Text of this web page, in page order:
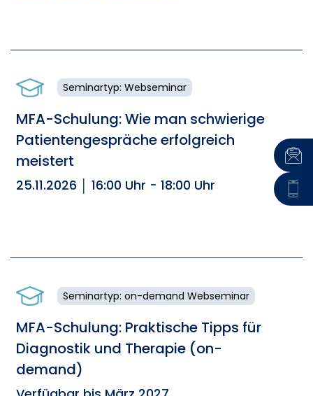
Seminartyp: Webseminar
MFA-Schulung: Wie man schwierige
Patientengespräche erfolgreich
meistert
25.11.2026 │ 16:00 Uhr - 18:00 Uhr
Seminartyp: on-demand Webseminar
MFA-Schulung: Praktische Tipps für
Diagnostik und Therapie (on-
demand)